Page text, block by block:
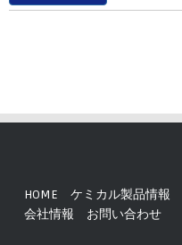
HOME ケミカル製品情報
会社情報
お問い合わせ